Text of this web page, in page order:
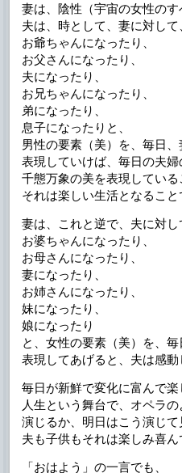
妻は、陰性（宇宙の女性のす
夫は、時として、妻に対して
お爺ちゃんになったり、
お父さんになったり、
夫になったり、
お兄ちゃんになったり、
弟になったり、
息子になったりと、
男性の要素（美）を、毎日、
表現していけば、毎日の夫婦
千態万象の美を表現している
それは楽しい生活となること
妻は、これと逆で、夫に対し
お婆ちゃんになったり、
お母さんになったり、
妻になったり、
お姉さんになったり、
妹になったり、
娘になったり
と、女性の要素（美）を、毎
表現してあげると、夫は感
毎日が新鮮で変化に富んで楽
人生という舞台で、オペラ
演じるか、明日はこう演じ
夫も子供もそれは楽しみ喜ん
「おはよう」の一言でも、